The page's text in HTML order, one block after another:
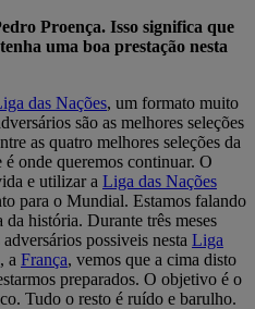
Proença. Isso significa que
uma boa prestação nesta
das Nações, um formato muito
são as melhores seleções
as quatro melhores seleções da
onde queremos continuar. O
e utilizar a Liga das Nações
para o Mundial. Estamos falando
da história. Durante três meses
possiveis nesta Liga
, a França, vemos que a cima disto
preparados. O objetivo é o
Tudo o resto é ruído e barulho.